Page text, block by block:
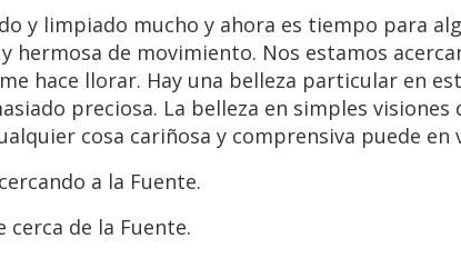
y limpiado mucho y ahora es tiempo para
hermosa de movimiento. Nos estamos
hace llorar. Hay una belleza particular en
preciosa. La belleza en simples
cosa cariñosa y comprensiva puede en
a la Fuente.
cerca de la Fuente.